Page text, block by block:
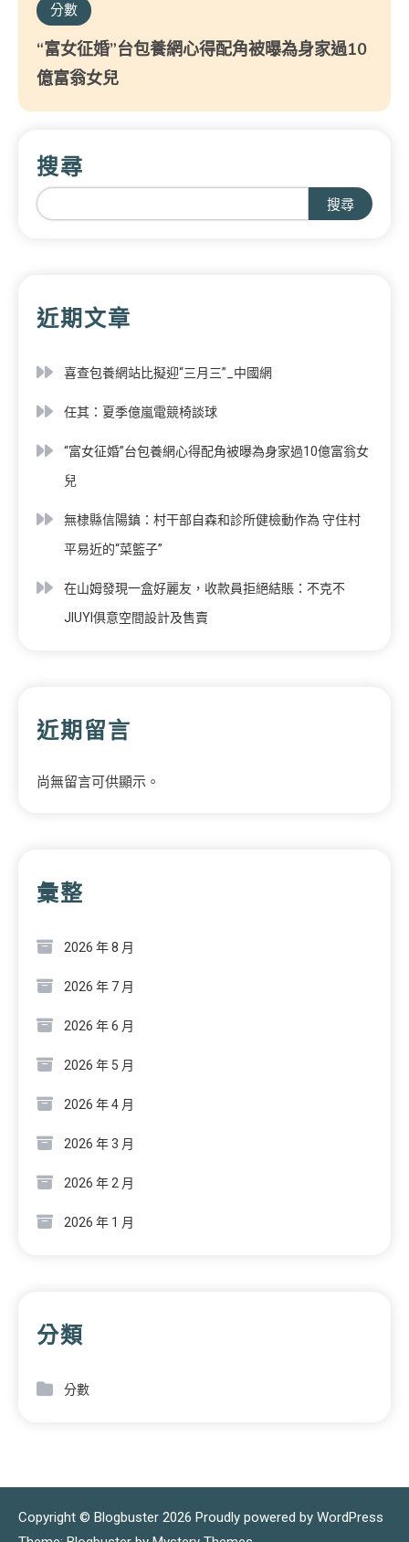
分數
“富女征婚”台包養網心得配角被曝為身家過10
億富翁女兒
搜尋
搜尋
近期文章
喜查包養網站比擬迎“三月三”_中國網
任其：夏季億嵐電競椅談球
“富女征婚”台包養網心得配角被曝為身家過10億富翁女
兒
無棣縣信陽鎮：村干部自森和診所健檢動作為 守住村
平易近的“菜籃子”
在山姆發現一盒好麗友，收款員拒絕結賬：不克不
JIUYI俱意空間設計及售賣
近期留言
尚無留言可供顯示。
彙整
2026 年 8 月
2026 年 7 月
2026 年 6 月
2026 年 5 月
2026 年 4 月
2026 年 3 月
2026 年 2 月
2026 年 1 月
分類
分數
Copyright © Blogbuster 2026 Proudly powered by WordPress